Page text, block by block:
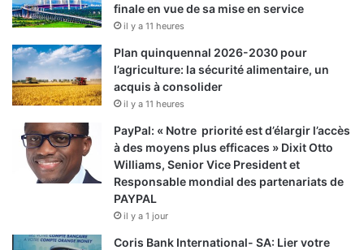
finale en vue de sa mise en service
il y a 11 heures
Plan quinquennal 2026-2030 pour
l’agriculture: la sécurité alimentaire, un
acquis à consolider
il y a 11 heures
PayPal: « Notre priorité est d’élargir l’accès
à des moyens plus efficaces » Dixit Otto
Williams, Senior Vice President et
Responsable mondial des partenariats de
PAYPAL
il y a 1 jour
Coris Bank International- SA: Lier votre